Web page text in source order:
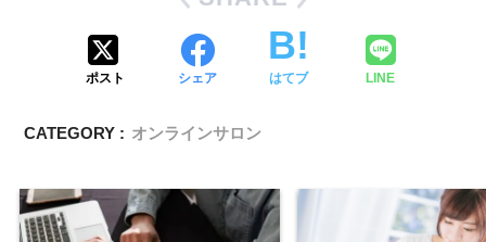
ポスト シェア はてブ LINE
CATEGORY : オンラインサロン